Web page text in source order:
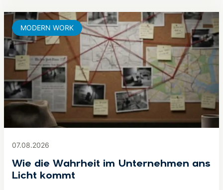
07.08.2026
Wie die Wahrheit im Unternehmen ans
Licht kommt
MODERN WORK